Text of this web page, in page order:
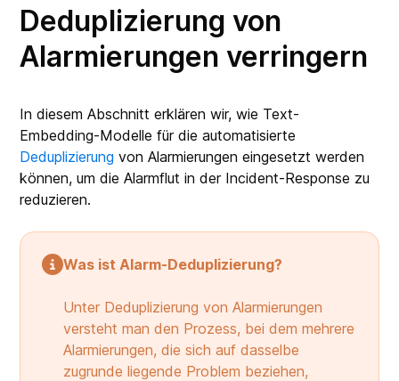
Deduplizierung von
Alarmierungen verringern
In diesem Abschnitt erklären wir, wie Text-
Embedding-Modelle für die automatisierte
Deduplizierung von Alarmierungen eingesetzt werden
können, um die Alarmflut in der Incident-Response zu
reduzieren.
Was ist Alarm-Deduplizierung?
Unter Deduplizierung von Alarmierungen
versteht man den Prozess, bei dem mehrere
Alarmierungen, die sich auf dasselbe
zugrunde liegende Problem beziehen,